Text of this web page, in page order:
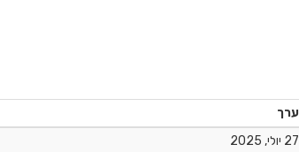
ערך
27 יולי, 2025